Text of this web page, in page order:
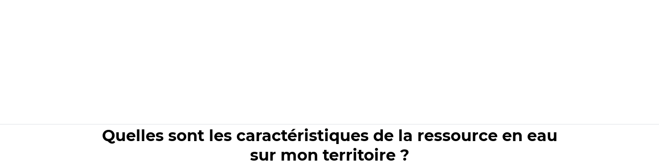
Quelles sont les caractéristiques de la ressource en eau
sur mon territoire ?